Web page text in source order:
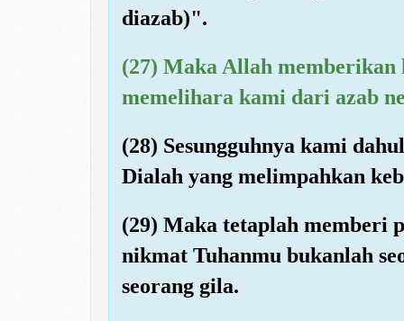
diazab)".
(27) Maka Allah
memelihara kami dari azab
(28) Sesungguhnya kami
Dialah yang melimpahkan
(29) Maka tetaplah memberi
nikmat Tuhanmu bukanlah
seorang gila.